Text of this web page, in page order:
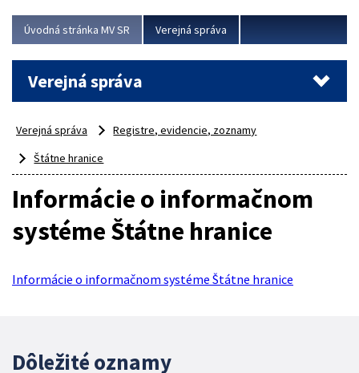
Úvodná stránka MV SR Verejná správa
Verejná správa
Verejná správa
Registre, evidencie, zoznamy
Štátne hranice
Informácie o informačnom
systéme Štátne hranice
Informácie o informačnom systéme Štátne hranice
Dôležité oznamy